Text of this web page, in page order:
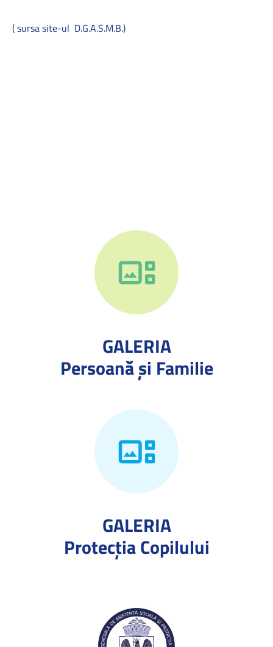
( sursa site-ul D.G.A.S.M.B.)
GALERIA
Persoană și Familie
GALERIA
Protecţia Copilului